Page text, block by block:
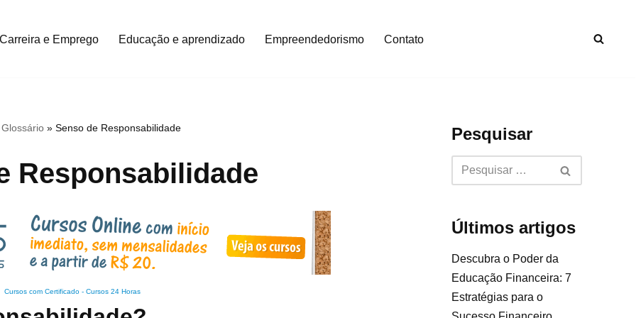
Carreira e Emprego Educação e aprendizado Empreendedorismo Contato
Glossário »Senso de Responsabilidade
Responsabilidade
Cursos com Certificado- Cursos 24 Horas
Pesquisar
Últimos artigos
Descubra o Poder da
Educação Financeira: 7
Estratégias para o